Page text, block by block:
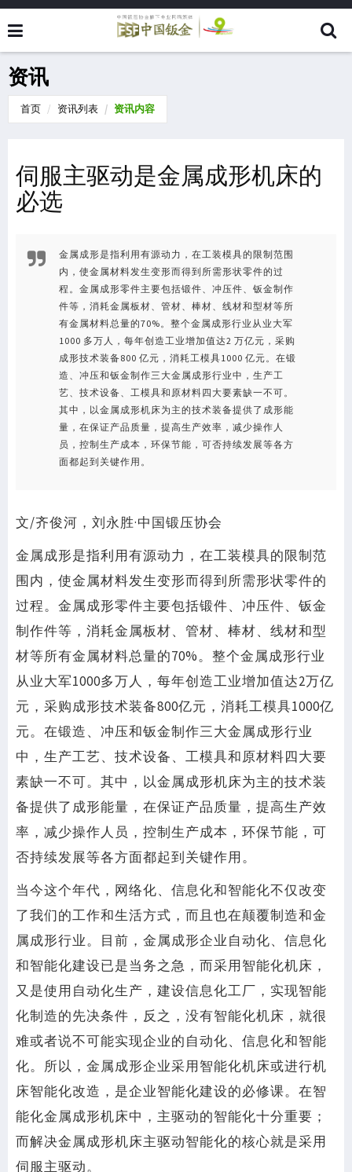
资讯
首页 资讯列表 资讯内容
伺服主驱动是金属成形机床的
必选
金属成形是指利用有源动力，在工装模具的限制范围
内，使金属材料发生变形而得到所需形状零件的过
程。金属成形零件主要包括锻件、冲压件、钣金制作
件等，消耗金属板材、管材、棒材、线材和型材等所
有金属材料总量的70%。整个金属成形行业从业大军
1000 多万人，每年创造工业增加值达2 万亿元，采购
成形技术装备800 亿元，消耗工模具1000 亿元。在锻
造、冲压和钣金制作三大金属成形行业中，生产工
艺、技术设备、工模具和原材料四大要素缺一不可。
其中，以金属成形机床为主的技术装备提供了成形能
量，在保证产品质量，提高生产效率，减少操作人
员，控制生产成本，环保节能，可否持续发展等各方
面都起到关键作用。
文/齐俊河，刘永胜·中国锻压协会
金属成形是指利用有源动力，在工装模具的限制范
围内，使金属材料发生变形而得到所需形状零件的
过程。金属成形零件主要包括锻件、冲压件、钣金
制作件等，消耗金属板材、管材、棒材、线材和型
材等所有金属材料总量的70%。整个金属成形行业
从业大军1000多万人，每年创造工业增加值达2万亿
元，采购成形技术装备800亿元，消耗工模具1000亿
元。在锻造、冲压和钣金制作三大金属成形行业
中，生产工艺、技术设备、工模具和原材料四大要
素缺一不可。其中，以金属成形机床为主的技术装
备提供了成形能量，在保证产品质量，提高生产效
率，减少操作人员，控制生产成本，环保节能，可
否持续发展等各方面都起到关键作用。
当今这个年代，网络化、信息化和智能化不仅改变
了我们的工作和生活方式，而且也在颠覆制造和金
属成形行业。目前，金属成形企业自动化、信息化
和智能化建设已是当务之急，而采用智能化机床，
又是使用自动化生产，建设信息化工厂，实现智能
化制造的先决条件，反之，没有智能化机床，就很
难或者说不可能实现企业的自动化、信息化和智能
化。所以，金属成形企业采用智能化机床或进行机
床智能化改造，是企业智能化建设的必修课。在智
能化金属成形机床中，主驱动的智能化十分重要；
而解决金属成形机床主驱动智能化的核心就是采用
伺服主驱动。